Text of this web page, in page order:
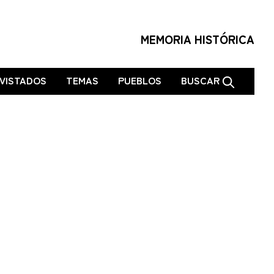
MEMORIA HISTÓRICA
TEMAS PUEBLOS BUSCAR